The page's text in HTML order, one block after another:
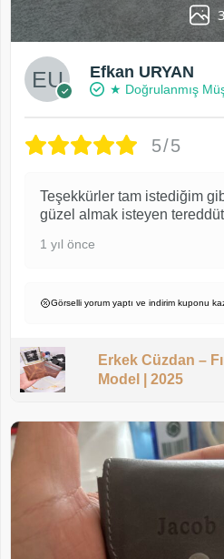
3
Efkan URYAN
★ Doğrulanmış
5/5
Teşekkürler tam istediğim
güzel almak isteyen
1 yıl önce
Görselli yorum yaptı ve indirim kuponu
Erkek Cüzdan –
Model | 2025